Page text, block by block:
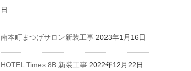
日
南本町まつげサロン新装工事 2023年1月16日
HOTEL Times 8B 新装工事 2022年12月22日